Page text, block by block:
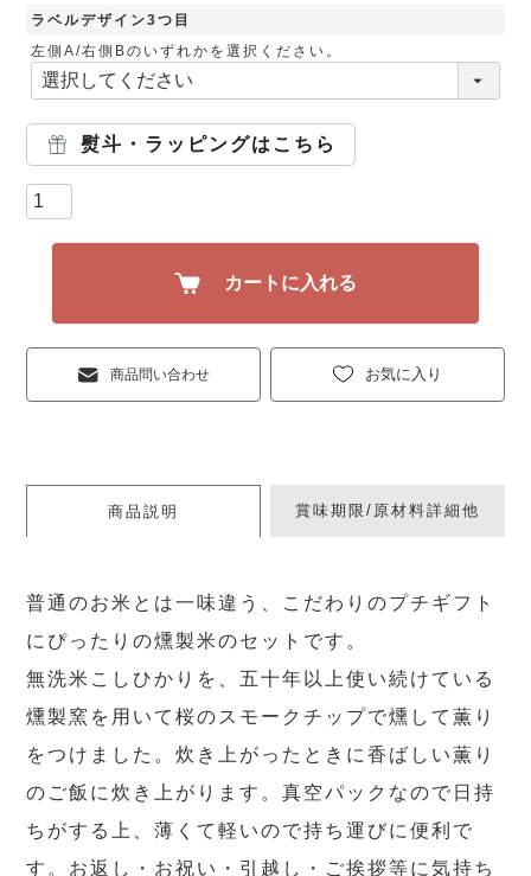
ラベルデザイン3つ目
左側A/右側Bのいずれかを選択ください。
熨斗・ラッピングはこちら
お気に入り
カートに入れる
商品問い合わせ
商品説明 賞味期限/原材料詳細他
普通のお米とは一味違う、こだわりのプチギフト
にぴったりの燻製米のセットです。
無洗米こしひかりを、五十年以上使い続けている
燻製窯を用いて桜のスモークチップで燻して薫り
をつけました。炊き上がったときに香ばしい薫り
のご飯に炊き上がります。真空パックなので日持
ちがする上、薄くて軽いので持ち運びに便利で
す。お返し・お祝い・引越し・ご挨拶等に気持ち